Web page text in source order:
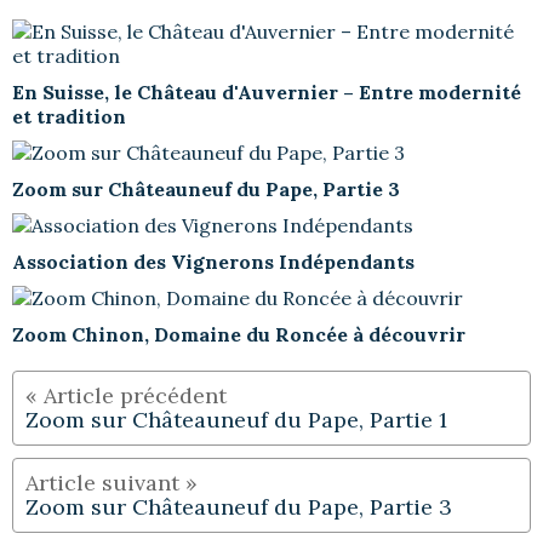
En Suisse, le Château d'Auvernier – Entre modernité
et tradition
Zoom sur Châteauneuf du Pape, Partie 3
Association des Vignerons Indépendants
Zoom Chinon, Domaine du Roncée à découvrir
Zoom sur Châteauneuf du Pape, Partie 1
Zoom sur Châteauneuf du Pape, Partie 3